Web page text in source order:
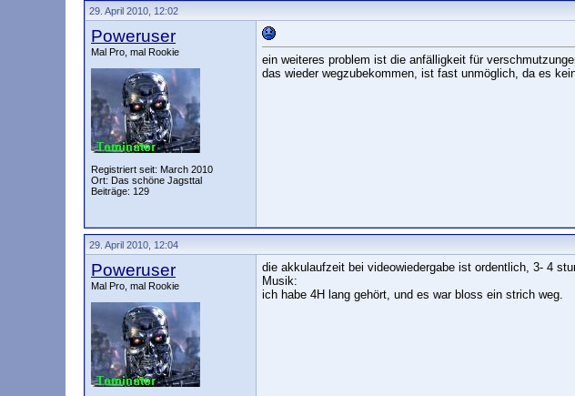
29. April 2010, 12:02
Poweruser
Mal Pro, mal Rookie
Registriert seit: March 2010
Ort: Das schöne Jagsttal
Beiträge: 129
ein weiteres problem ist die anfälligkeit für
das wieder wegzubekommen, ist fast unmöglich, da es
29. April 2010, 12:04
Poweruser
Mal Pro, mal Rookie
die akkulaufzeit bei videowiedergabe ist ordentlich, 3- 4
Musik:
ich habe 4H lang gehört, und es war bloss ein strich weg.